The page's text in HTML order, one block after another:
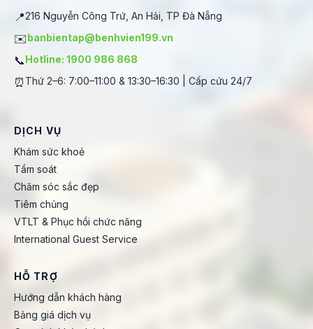
📍216 Nguyễn Công Trứ, An Hải, TP Đà Nẵng
✉️banbientap@benhvien199.vn
📞Hotline: 1900 986 868
⏰ Thứ 2–6: 7:00–11:00 & 13:30–16:30 | Cấp cứu 24/7
DỊCH VỤ
Khám sức khoẻ
Tầm soát
Chăm sóc sắc đẹp
Tiêm chủng
VTLT & Phục hồi chức năng
International Guest Service
HỖ TRỢ
Hướng dẫn khách hàng
Bảng giá dịch vụ